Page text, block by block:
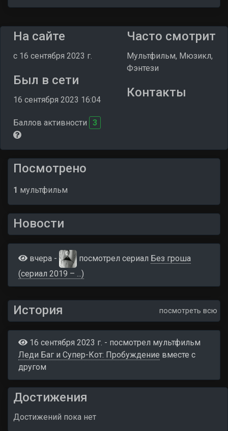
На сайте
c 16 сентября 2023 г.
Был в сети
16 сентября 2023 16:04
Баллов активности 3
Часто смотрит
Мультфильм, Мюзикл,
Фэнтези
Контакты
Посмотрено
1 мультфильм
Новости
вчера - посмотрел сериал Без гроша
(сериал 2019 – ...)
История посмотреть всю
16 сентября 2023 г. - посмотрел мультфильм
Леди Баг и Супер-Кот: Пробуждение вместе c
другом
Достижения
Достижений пока нет